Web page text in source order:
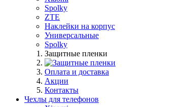
Spolky
ZTE
Наклейки на корпус
Универсальные
Spolky
Защитные пленки
Оплата и доставка
Акции
Контакты
Чехлы для телефонов